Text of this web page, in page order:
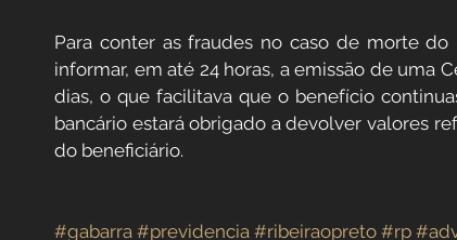
Para conter as fraudes no caso de morte
informar, em até 24 horas, a emissão de uma
dias, o que facilitava que o benefício
bancário estará obrigado a devolver valores
do beneficiário.
#gabarra #previdencia #ribeiraopreto #rp